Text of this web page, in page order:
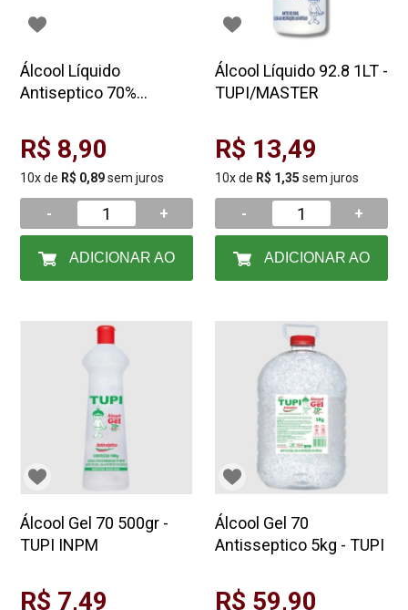
Álcool Líquido
Antiseptico 70%
Bactérias Vírus
R$ 8,90
10x de R$ 0,89sem juros
- +
Álcool Líquido 92.8 1LT -
TUPI/MASTER
R$ 13,49
10x de R$ 1,35 sem juros
- +
Álcool Gel 70 500gr -
TUPI INPM
R$ 7,49
Álcool Gel 70
Antisseptico 5kg - TUPI
R$ 59,90